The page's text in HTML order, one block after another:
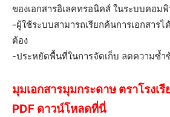
ของเอกสารอิเลคทรอนิคส์ ในระบบคอมพิ
-ผู้ใช้ระบบสามารถเรียกค้นการเอกสารไ
ต้อง
-ประหยัดพื้นที่ในการจัดเก็บ ลดความซ้ำ
มุมเอกสารมุมกระดาษ ตราโรงเ
PDF ดาวน์โหลดที่นี่